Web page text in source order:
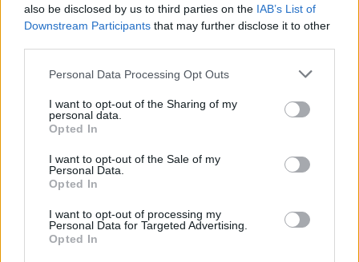
also be disclosed by us to third parties on the IAB’s List of
Downstream Participants that may further disclose it to other
Please note that this website/app uses one or more Google
not limited to your visit or usage behaviour. You may click to
grant or deny consent to Google and its third-party tags to
use your data for below specified purposes in below Google
consent section.
Personal Data Processing Opt Outs
I want to opt-out of the Sharing of my
personal data.
Opted In
I want to opt-out of the Sale of my
Personal Data.
Opted In
I want to opt-out of processing my
Personal Data for Targeted Advertising.
Opted In